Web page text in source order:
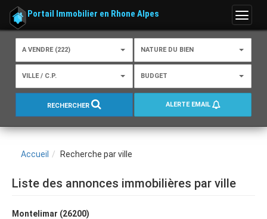
Menu
Portail Immobilier en Rhone Alpes
A VENDRE (222) NATURE DU BIEN
VILLE / C.P. BUDGET
RECHERCHER ALERTE EMAIL
Accueil Recherche par ville
Liste des annonces immobilières par ville
Montelimar (26200)